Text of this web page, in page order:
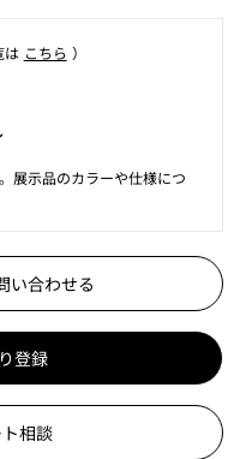
は こちら ）
展示品のカラーや仕様につ
い合わせる
登録
相談